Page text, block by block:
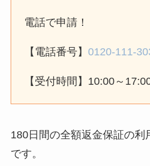
電話で申請！
【電話番号】0120-111-
【受付時間】10:00～
180日間の全額返金保証の利
です。